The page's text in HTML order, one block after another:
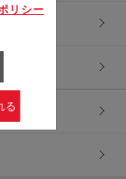
リシー
る